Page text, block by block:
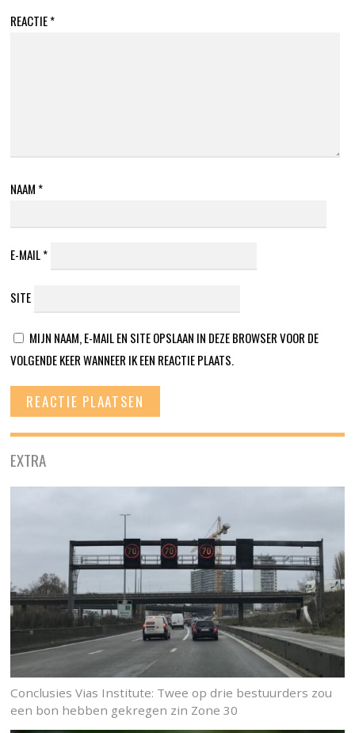
REACTIE*
NAAM *
E-MAIL*
SITE
MIJN NAAM, E-MAIL EN SITE OPSLAAN IN DEZE BROWSER VOOR DE
VOLGENDE KEER WANNEER IK EEN REACTIE PLAATS.
EXTRA
Conclusies Vias Institute: Twee op drie bestuurders zou
een bon hebben gekregen zin Zone 30